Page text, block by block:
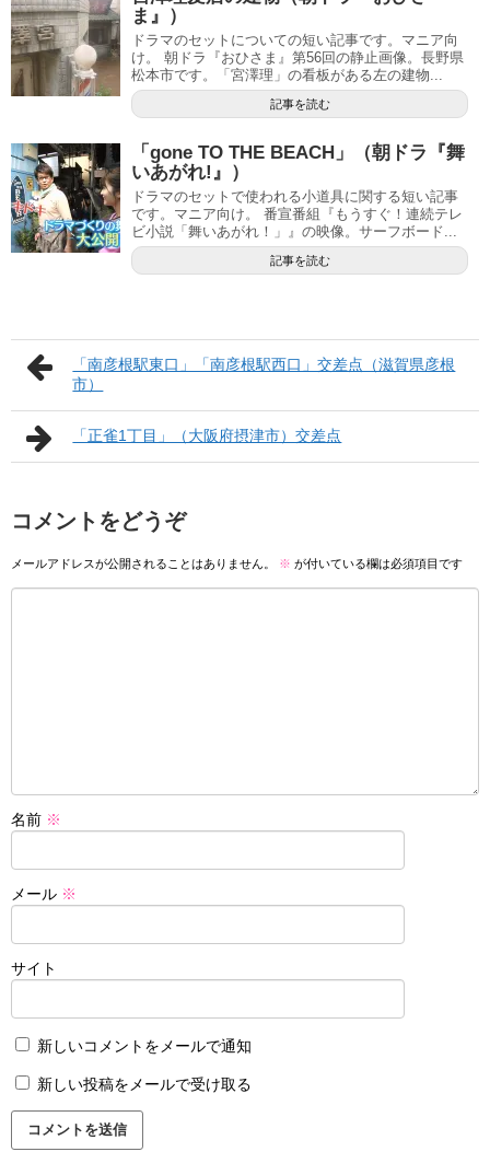
ま』）
ドラマのセットについての短い記事です。マニア向
け。 朝ドラ『おひさま』第56回の静止画像。長野県
松本市です。「宮澤理」の看板がある左の建物...
記事を読む
「gone TO THE BEACH」（朝ドラ『舞
いあがれ!』）
ドラマのセットで使われる小道具に関する短い記事
です。マニア向け。 番宣番組『もうすぐ！連続テレ
ビ小説「舞いあがれ！」』の映像。サーフボード...
記事を読む
「南彦根駅東口」「南彦根駅西口」交差点（滋賀県彦根
市）
「正雀1丁目」（大阪府摂津市）交差点
コメントをどうぞ
メールアドレスが公開されることはありません。 ※ が付いている欄は必須項目です
名前 ※
メール ※
サイト
新しいコメントをメールで通知
新しい投稿をメールで受け取る